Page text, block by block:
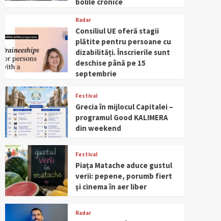
Radar
Consiliul UE oferă stagii
plătite pentru persoane cu
dizabilități. Înscrierile sunt
deschise până pe 15
septembrie
Festival
Grecia în mijlocul Capitalei –
programul Good KALIMERA
din weekend
Festival
Piața Matache aduce gustul
verii: pepene, porumb fiert
și cinema în aer liber
Radar